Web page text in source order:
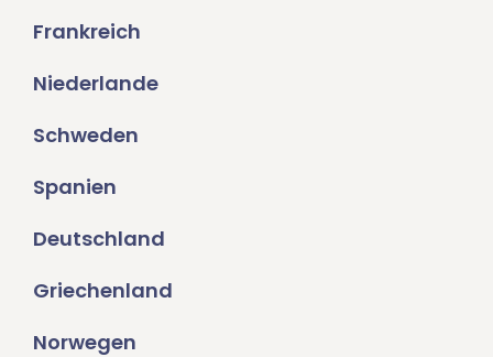
Frankreich
Niederlande
Schweden
Spanien
Deutschland
Griechenland
Norwegen